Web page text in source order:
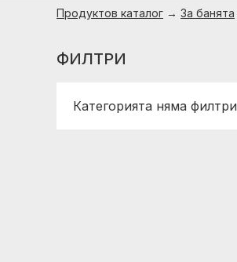
Продуктов каталог → За банята
ФИЛТРИ
Категорията няма филтри